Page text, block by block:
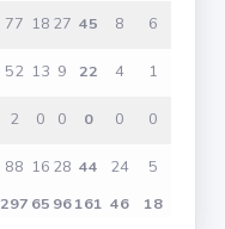
77 18 27 45 8 6
52 13 9 22 4 1
2 0 0 0 0 0
88 16 28 44 24 5
297 65 96161 46 18